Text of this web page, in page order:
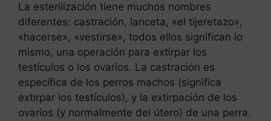
La esterilización tiene muchos nombres
diferentes: castración, lanceta, «el tijeretazo»,
«hacerse», «vestirse», todos ellos significan lo
mismo, una operación para extirpar los
testículos o los ovarios. La castración es
específica de los perros machos (significa
extirpar los testículos), y la extirpación de los
ovarios (y normalmente del útero) de una perra.